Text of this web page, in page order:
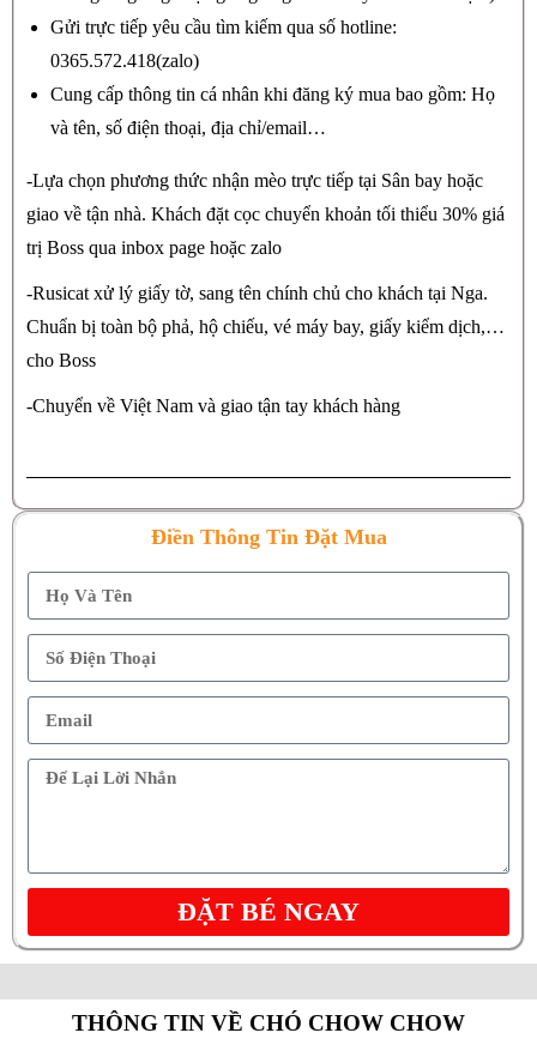
Gửi trực tiếp yêu cầu tìm kiếm qua số hotline:
0365.572.418(zalo)
Cung cấp thông tin cá nhân khi đăng ký mua bao gồm: Họ
và tên, số điện thoại, địa chỉ/email…
-Lựa chọn phương thức nhận mèo trực tiếp tại Sân bay hoặc
giao về tận nhà. Khách đặt cọc chuyển khoản tối thiểu 30% giá
trị Boss qua inbox page hoặc zalo
-Rusicat xử lý giấy tờ, sang tên chính chủ cho khách tại Nga.
Chuẩn bị toàn bộ phả, hộ chiếu, vé máy bay, giấy kiểm dịch,…
cho Boss
-Chuyển về Việt Nam và giao tận tay khách hàng
Điền Thông Tin Đặt Mua
ĐẶT BÉ NGAY
THÔNG TIN VỀ CHÓ CHOW CHOW